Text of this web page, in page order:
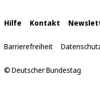
Interne
Links
Hilfe Kontakt
Barrierefreiheit
© Deutscher Bundestag